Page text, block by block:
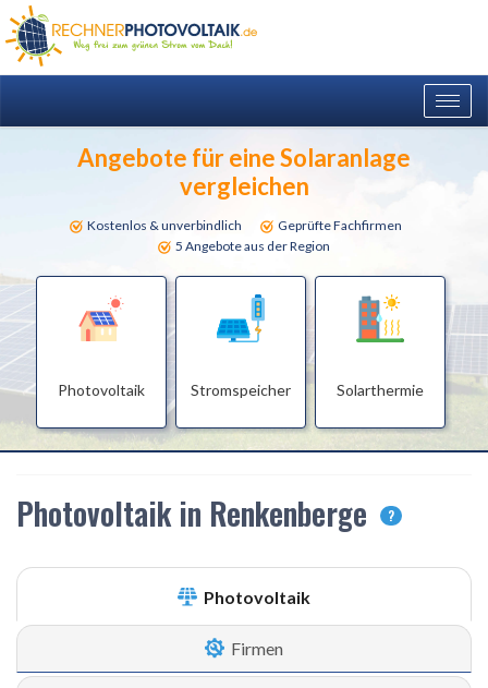
Angebote für eine Solaranlage
vergleichen
Kostenlos & unverbindlich
Geprüfte Fachfirmen
5 Angebote aus der Region
Photovoltaik Stromspeicher Solarthermie
Photovoltaik in Renkenberge ?
Photovoltaik
Firmen